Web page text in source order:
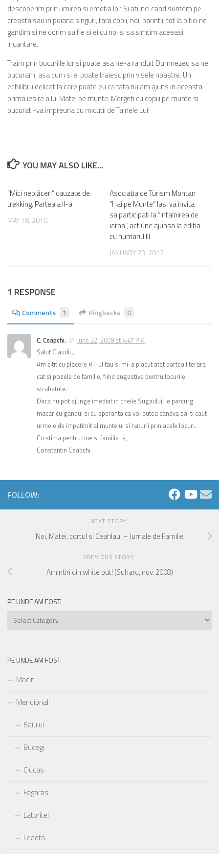
descoperim prin umirea si emotia lor. Si atunci cand suntem pe
creasta sau in poiana singuri, fara copii, noi, parintii, tot la pitici ne
gandim si ne dorim sa fie si ei cu noi si sa simtim aceeasi
incantare.
Traim prin bucuriile lor si poate asa ne-a randuit Dumnezeu sa ne
bucuram, asa cum si ei poate traiesc prin visele noastre. Un
echilibru delicat la care poate eu ca tata nu am ajuns in aceasta
prima iesire a lui Matei pe munte. Mergeti cu copiii pe munte si
bucurati-va impreuna cu micutii de Tainele Lui!
YOU MAY ALSO LIKE...
“Mici neplăceri” cauzate de
trekking. Partea a II-a
MAY 18, 2010
Asociatia de Turism Montan
“Hai pe Munte” Iasi va invita
sa participati la “Intalnirea de
iarna”, actiune ajunsa la editia
cu numarul III
JANUARY 23, 2012
1 RESPONSE
Comments 1 Pingbacks 0
C. Ceapchi.
June 22, 2009 at 4:47 PM
Salut Claudiu,
Am citit cu placere RT-ul tau si mi-a placut atat partea literara
cat si pozele de familie, fiind sugestive pentru locurile
strabatute.
Daca nu pot ajunge imediat in cheile Sugaului, le parcurg
macar cu gandul si cu speranta ca voi putea candva sa-ti caut
urmele de impatimit al muntelui si naturii prin acele locuri.
Cu stima pentru tine si familia ta,
Constantin Ceapchi.
FOLLOW:
NEXT STORY
Noi, Matei, cortul si Ceahlaul – Jurnale de Familie
PREVIOUS STORY
Amintiri din white out! (Suhard, nov. 2008)
PE UNDE AM FOST:
Pe
PE UNDE AM FOST:
Macin
Meridionali
Baiului
Bucegi
Ciucas
Fagaras
Latoritei
Leaota